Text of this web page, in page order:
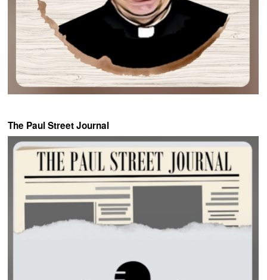
The Paul Street Journal